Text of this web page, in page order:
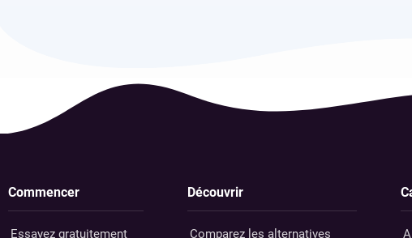
Commencer
Essayez gratuitement
Découvrir
Comparez les alternatives